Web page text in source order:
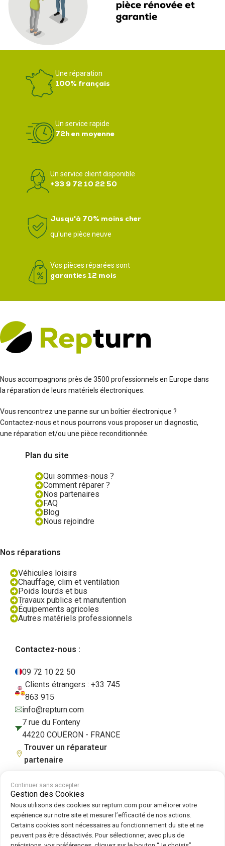
Une réparation
100% français
Un service rapide
72h en moyenne
Un service client disponible
+33 9 72 10 22 50
Jusqu'à 70% moins cher
qu'une pièce neuve
Vos pièces réparées sont
garanties 12 mois
Nous accompagnons près de 3500 professionnels en Europe dans
la réparation de leurs matériels électroniques.
Vous rencontrez une panne sur un boîtier électronique ?
Contactez-nous et nous pourrons vous proposer un diagnostic,
une réparation et/ou une pièce reconditionnée.
Plan du site
Qui sommes-nous ?
Comment réparer ?
Nos partenaires
FAQ
Blog
Nous rejoindre
Nos réparations
Véhicules loisirs
Chauffage, clim et ventilation
Poids lourds et bus
Travaux publics et manutention
Équipements agricoles
Autres matériels professionnels
Contactez-nous :
09 72 10 22 50
Clients étrangers : +33 745
863 915
info@repturn.com
7 rue du Fonteny
44220 COUËRON - FRANCE
Trouver un réparateur
partenaire
CGV| Mentions légales Politique de confidentialité |Cookies
de cookies
Suivez-nous sur :
Continuer sans accepter
Gestion des Cookies
Nous utilisons des cookies sur repturn.com pour améliorer votre
expérience sur notre site et mesurer l’efficacité de nos actions.
Certains cookies sont nécessaires au fonctionnement du site et ne
peuvent pas être désactivés. Pour sélectionner, avec plus de